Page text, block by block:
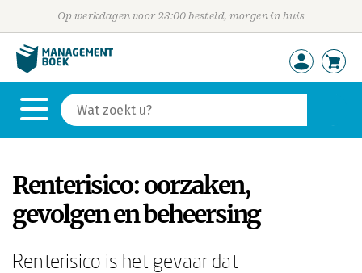
Op werkdagen voor 23:00 besteld, morgen in huis
Renterisico: oorzaken,
gevolgen en beheersing
Renterisico is het gevaar dat